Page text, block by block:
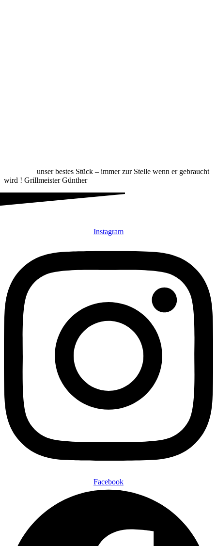
unser bestes Stück – immer zur Stelle wenn er gebraucht
wird ! Grillmeister Günther
Instagram
Facebook